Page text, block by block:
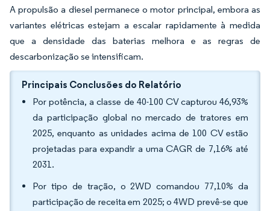
A propulsão a diesel permanece o motor principal, embora as
variantes elétricas estejam a escalar rapidamente à medida
que a densidade das baterias melhora e as regras de
descarbonização se intensificam.
Principais Conclusões do Relatório
Por potência, a classe de 40-100 CV capturou 46,93%
da participação global no mercado de tratores em
2025, enquanto as unidades acima de 100 CV estão
projetadas para expandir a uma CAGR de 7,16% até
2031.
Por tipo de tração, o 2WD comandou 77,10% da
participação de receita em 2025; o 4WD prevê-se que